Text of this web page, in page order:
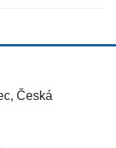
Česká